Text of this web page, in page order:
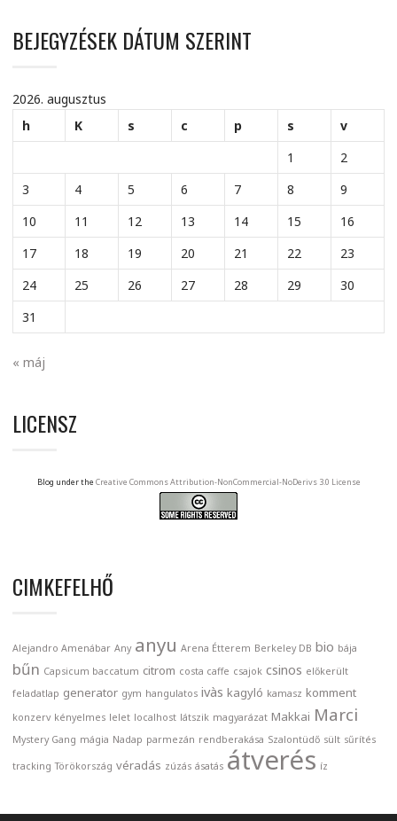
BEJEGYZÉSEK DÁTUM SZERINT
2026. augusztus
h
K s c p s
v
1
2
3
4 5 6 7 8
9
10
11 12 13 14 15
16
17
18 19 20 21 22
23
24
25 26 27 28 29
30
31
« máj
LICENSZ
Blog under the Creative Commons Attribution-NonCommercial-NoDerivs 3.0 License
CIMKEFELHŐ
Alejandro Amenábar Any anyu Arena Étterem Berkeley DB bio bája
bűn Capsicum baccatum citrom costa caffe csajok csinos előkerült
feladatlap generator gym hangulatos ivàs kagyló kamasz komment
konzerv kényelmes lelet localhost látszik magyarázat Makkai Marci
Mystery Gang mágia Nadap parmezán rendberakása Szalontüdő sült sűrítés
tracking Törökország véradás zúzás ásatás átverés íz